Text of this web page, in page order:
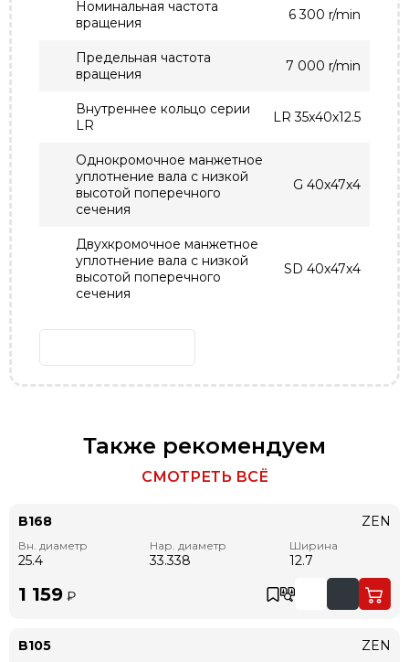
Номинальная частота
вращения
6 300 r/min
Предельная частота
вращения
7 000 r/min
Внутреннее кольцо серии
LR
LR 35x40x12.5
Однокромочное манжетное
уплотнение вала с низкой
высотой поперечного
сечения
G 40x47x4
Двухкромочное манжетное
уплотнение вала с низкой
высотой поперечного
сечения
SD 40x47x4
Также рекомендуем
СМОТРЕТЬ ВСЁ
B168
Вн. диаметр
25.4
Нар. диаметр
33.338
Ширина
12.7
ZEN
1 159 ₽
B105 ZEN